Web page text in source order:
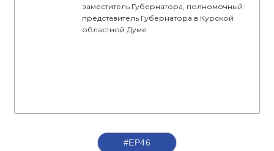
заместитель Губернатора, полномочный
представитель Губернатора в Курской
областной Думе
#ЕР46